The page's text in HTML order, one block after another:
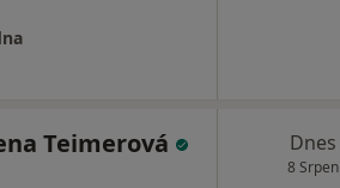
Teimerová Dnes
8 Srpen